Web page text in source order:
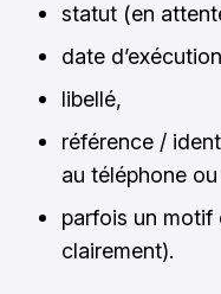
statut (en
date
libellé,
référence /
au téléphone
parfois un motif
clairement).